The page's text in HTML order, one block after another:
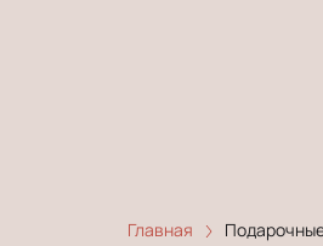
Главная